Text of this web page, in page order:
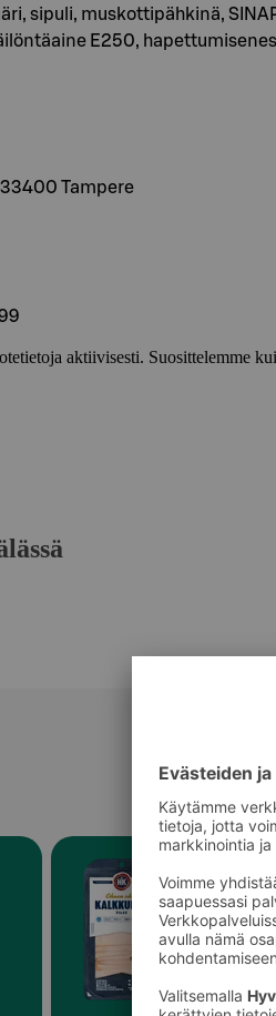
sipuli, muskottipähkinä,
E250,
Tampere
aktiivisesti. Suosittelemme